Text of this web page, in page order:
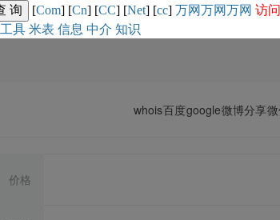
[Com] [Cn] [CC] [Net] [cc] 万网万网万网 访问
工具 米表 信息 中介 知识